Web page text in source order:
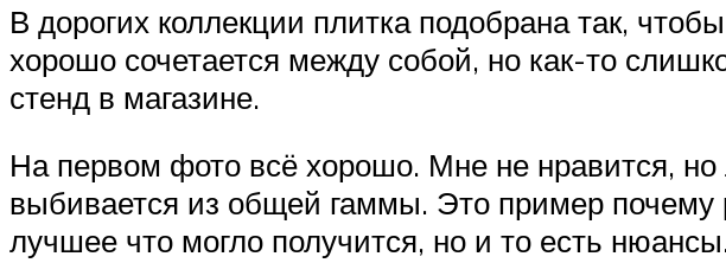
В дорогих коллекции плитка подобрана так,
хорошо сочетается между собой, но как-то
стенд в магазине.
На первом фото всё хорошо. Мне не нравится,
выбивается из общей гаммы. Это пример
лучшее что могло получится, но и то есть